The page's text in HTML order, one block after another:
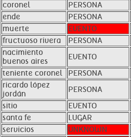
coronel
PERSONA
ende
PERSONA
muerte
EVENTO
fructuoso rivera
PERSONA
nacimiento
buenos aires
EVENTO
teniente coronel
PERSONA
ricardo lópez
jordán
PERSONA
sitio
EVENTO
santa fe
LUGAR
servicios
UNKNOWN